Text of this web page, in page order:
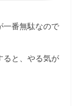
一番無駄なので
ると、やる気が